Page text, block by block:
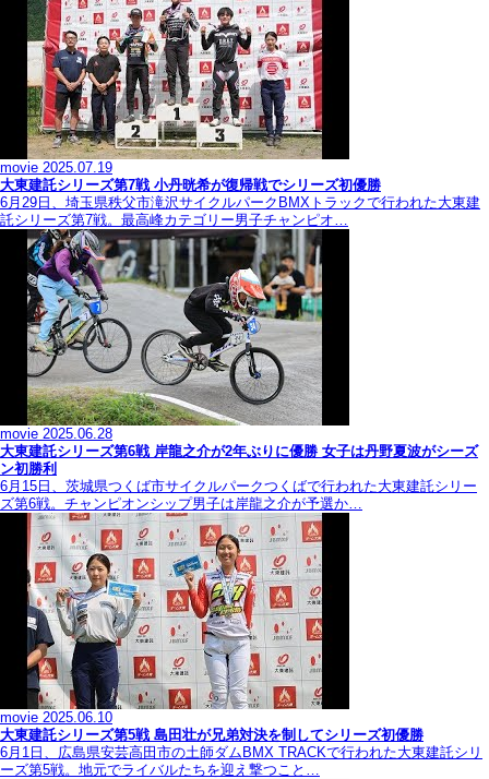
movie 2025.07.19
大東建託シリーズ第7戦 ⼩丹晄希が復帰戦でシリーズ初優勝
6月29日、埼玉県秩父市滝沢サイクルパークBMXトラックで行われた大東建
託シリーズ第7戦。最高峰カテゴリー男子チャンピオ…
movie 2025.06.28
大東建託シリーズ第6戦 岸龍之介が2年ぶりに優勝 女子は丹野夏波がシーズ
ン初勝利
6月15日、茨城県つくば市サイクルパークつくばで行われた大東建託シリー
ズ第6戦。チャンピオンシップ男子は岸龍之介が予選か…
movie 2025.06.10
大東建託シリーズ第5戦 島田壮が兄弟対決を制してシリーズ初優勝
6月1日、広島県安芸高田市の土師ダムBMX TRACKで行われた大東建託シリ
ーズ第5戦。地元でライバルたちを迎え撃つこと…